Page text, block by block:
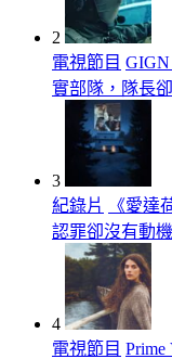
2
電視節目
實部隊，隊長
3
紀錄片
《愛達
認罪卻沒有動
4
電視節目 Prime